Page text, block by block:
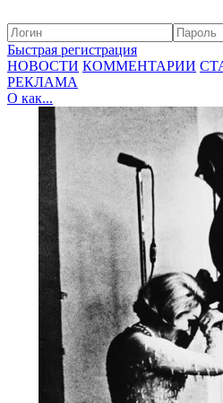
Быстрая регистрация
НОВОСТИ КОММЕНТАРИИ
РЕКЛАМА
О как...